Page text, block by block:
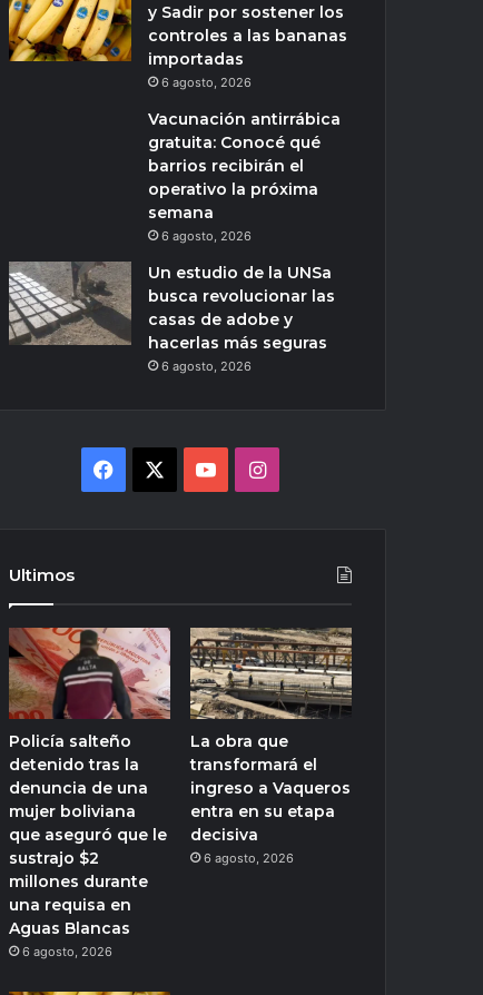
y Sadir por sostener los
controles a las bananas
importadas
6 agosto, 2026
Vacunación antirrábica
gratuita: Conocé qué
barrios recibirán el
operativo la próxima
semana
6 agosto, 2026
Un estudio de la UNSa
busca revolucionar las
casas de adobe y
hacerlas más seguras
6 agosto, 2026
Facebook YouTubeInstagram
Ultimos
Policía salteño
detenido tras la
denuncia de una
mujer boliviana
que aseguró que le
sustrajo $2
millones durante
una requisa en
Aguas Blancas
6 agosto, 2026
La obra que
transformará el
ingreso a Vaqueros
entra en su etapa
decisiva
6 agosto, 2026